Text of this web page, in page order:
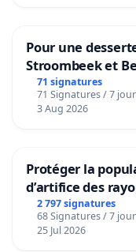
Pour une
Stroombeek et
bediening van
Voor
71 signatures
71 Signatures / 7
3 Aug 2026
Protéger la
d’artifice des
2 797 signatures
68 Signatures / 7
25 Jul 2026